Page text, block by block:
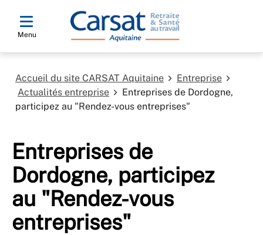
Menu
Accueil du site CARSAT Aquitaine
Entreprise
Actualités entreprise
Entreprises de Dordogne,
participez au "Rendez-vous entreprises"
Entreprises de
Dordogne, participez
au "Rendez-vous
entreprises"